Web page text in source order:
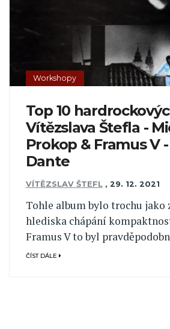
Workshopy
Top 10
Vítězslava Štefla -
Prokop & Framus V
Dante
VÍTĚZSLAV ŠTEFL , 29. 12. 2021
Tohle album bylo trochu jako
hlediska chápání
Framus V to byl
ČÍST DÁLE